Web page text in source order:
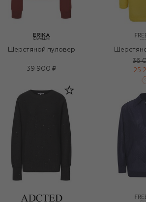
Шерстяной пуловер
39 900 ₽
36
25
-